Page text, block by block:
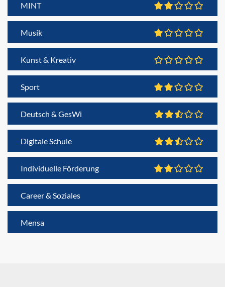
MINT
Musik
Kunst & Kreativ
Sport
Deutsch & GesWi
Digitale Schule
Individuelle Förderung
Career & Soziales
Mensa